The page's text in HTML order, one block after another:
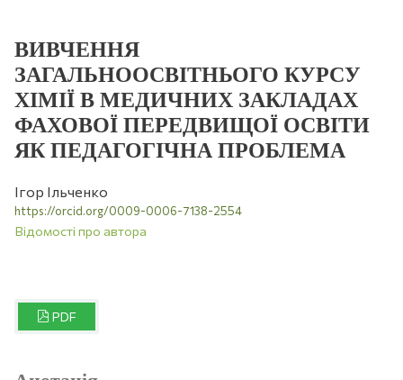
ВИВЧЕННЯ
ЗАГАЛЬНООСВІТНЬОГО КУРСУ
ХІМІЇ В МЕДИЧНИХ ЗАКЛАДАХ
ФАХОВОЇ ПЕРЕДВИЩОЇ ОСВІТИ
ЯК ПЕДАГОГІЧНА ПРОБЛЕМА
Ігор Ільченко
https://orcid.org/0009-0006-7138-2554
Відомості про автора
PDF